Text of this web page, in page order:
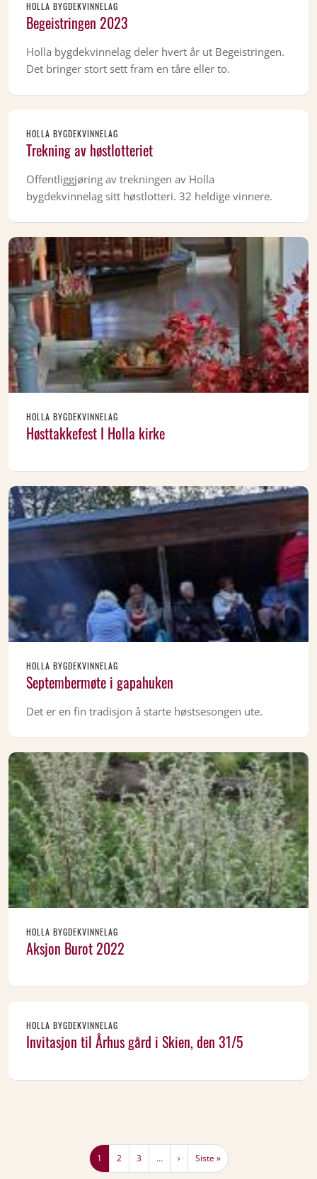
HOLLA BYGDEKVINNELAG
Begeistringen 2023
Holla bygdekvinnelag deler hvert år ut Begeistringen.
Det bringer stort sett fram en tåre eller to.
HOLLA BYGDEKVINNELAG
Trekning av høstlotteriet
Offentliggjøring av trekningen av Holla
bygdekvinnelag sitt høstlotteri. 32 heldige vinnere.
HOLLA BYGDEKVINNELAG
Høsttakkefest I Holla kirke
HOLLA BYGDEKVINNELAG
Septembermøte i gapahuken
Det er en fin tradisjon å starte høstsesongen ute.
HOLLA BYGDEKVINNELAG
Aksjon Burot 2022
HOLLA BYGDEKVINNELAG
Invitasjon til Århus gård i Skien, den 31/5
Nåværende side
1 Page
2 Page
3 … Neste side
› Siste side
Siste »